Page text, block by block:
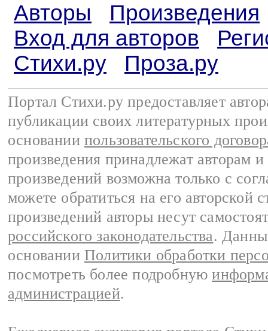
Авторы
Произведения
Вход для авторов
Стихи.ру
Проза.ру
Портал Стихи.ру предоставляет
публикации своих литературных
основании пользовательского
произведения принадлежат авторам
произведений возможна только с
можете обратиться на его авторской
произведений авторы несут
российского законодательства.
основании Политики обработки
посмотреть более подробную
администрацией.